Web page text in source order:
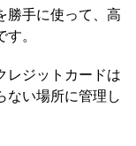
勝手に使って、高
。
レジットカードは
ない場所に管理し